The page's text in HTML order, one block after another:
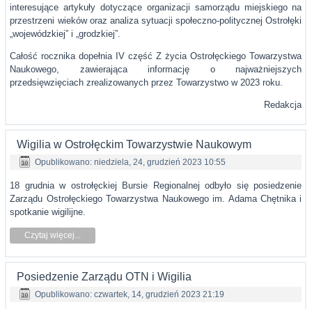
interesujące artykuły dotyczące organizacji samorządu miejskiego na
przestrzeni wieków oraz analiza sytuacji społeczno-politycznej Ostrołęki
„wojewódzkiej” i „grodzkiej”.
Całość rocznika dopełnia IV część Z życia Ostrołęckiego Towarzystwa
Naukowego, zawierająca informację o najważniejszych
przedsięwzięciach zrealizowanych przez Towarzystwo w 2023 roku.
Redakcja
Wigilia w Ostrołęckim Towarzystwie Naukowym
Opublikowano: niedziela, 24, grudzień 2023 10:55
18 grudnia w ostrołęckiej Bursie Regionalnej odbyło się posiedzenie
Zarządu Ostrołęckiego Towarzystwa Naukowego im. Adama Chętnika i
spotkanie wigilijne.
Czytaj więcej...
Posiedzenie Zarządu OTN i Wigilia
Opublikowano: czwartek, 14, grudzień 2023 21:19